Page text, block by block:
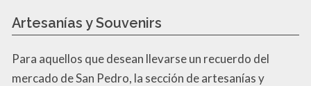
Artesanías y Souvenirs
Para aquellos que desean llevarse un recuerdo del
mercado de San Pedro, la sección de artesanías y